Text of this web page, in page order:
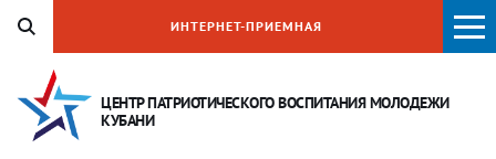
ЦЕНТР ПАТРИОТИЧЕСКОГО ВОСПИТАНИЯМОЛОДЕЖИ
КУБАНИ
ИНТЕРНЕТ-ПРИЕМНАЯ